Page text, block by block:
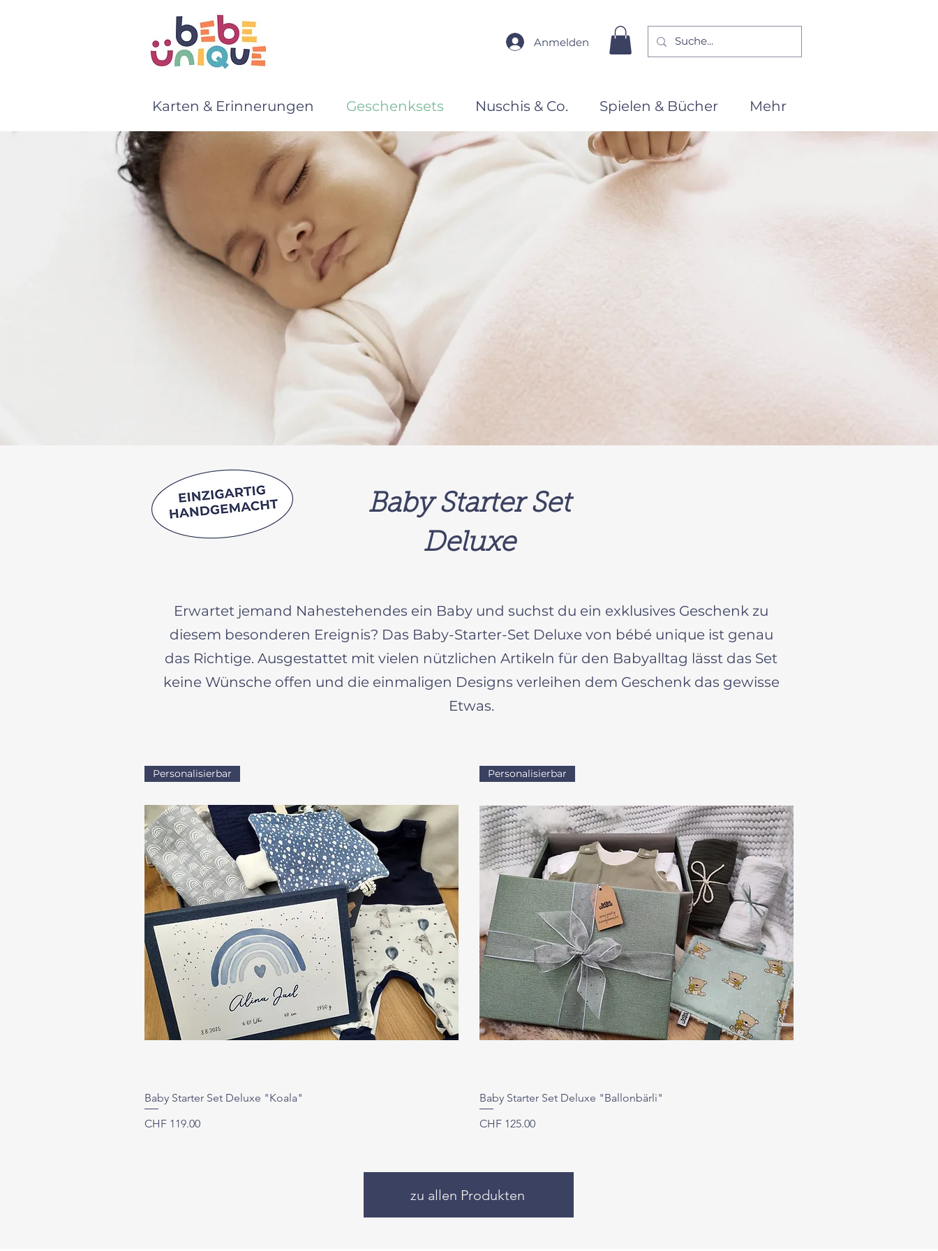
Anmelden
Karten & Erinnerungen Geschenksets Nuschis & Co. Spielen & Bücher Mehr
Baby Starter Set
Deluxe
Erwartet jemand Nahestehendes ein Baby und suchst du ein exklusives Geschenk zu
diesem besonderen Ereignis? Das Baby-Starter-Set Deluxe von bébé unique ist genau
das Richtige. Ausgestattet mit vielen nützlichen Artikeln für den Babyalltag lässt das Set
keine Wünsche offen und die einmaligen Designs verleihen dem Geschenk das gewisse
Etwas.
Personalisierbar
Baby Starter Set Deluxe "Koala"
Preis
CHF 119.00
Personalisierbar
Baby Starter Set Deluxe "Ballonbärli"
Preis
CHF 125.00
zu allen Produkten